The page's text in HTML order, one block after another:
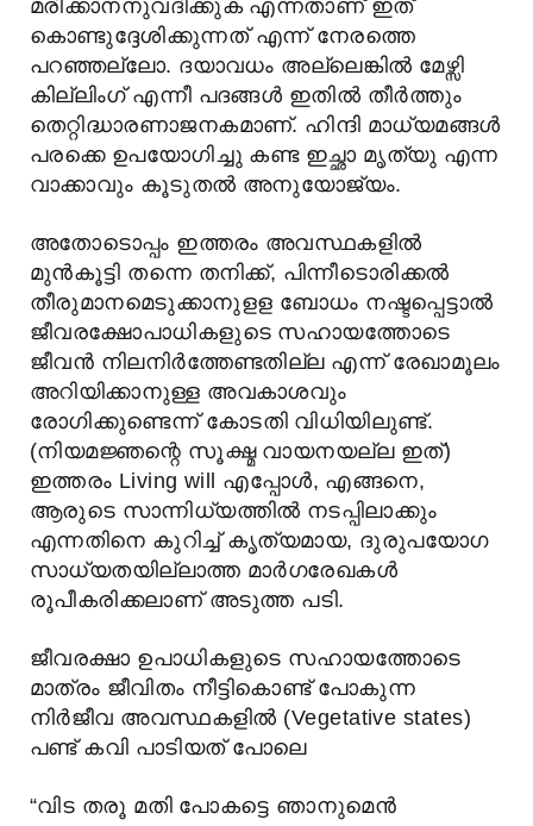
മരിക്കാനനുവദിക്കുക എന്നതാണ് ഇത്
കൊണ്ടുദ്ദേശിക്കുന്നത് എന്ന് നേരത്തെ
പറഞ്ഞല്ലോ. ദയാവധം അല്ലെങ്കിൽ മേഴ്സി
കില്ലിംഗ് എന്നീ പദങ്ങൾ ഇതിൽ തീർത്തും
തെറ്റിദ്ധാരണാജനകമാണ്. ഹിന്ദി മാധ്യമങ്ങൾ
പരക്കെ ഉപയോഗിച്ചു കണ്ട ഇച്ഛാ മൃത്യു എന്ന
വാക്കാവും കൂടുതൽ അനുയോജ്യം.
അതോടൊപ്പം ഇത്തരം അവസ്ഥകളിൽ
മുൻകൂട്ടി തന്നെ തനിക്ക്, പിന്നീടൊരിക്കൽ
തീരുമാനമെടുക്കാനുളള ബോധം നഷ്ടപ്പെട്ടാൽ
ജീവരക്ഷോപാധികളുടെ സഹായത്തോടെ
ജീവൻ നിലനിർത്തേണ്ടതില്ല എന്ന് രേഖാമൂലം
അറിയിക്കാനുള്ള അവകാശവും
രോഗിക്കുണ്ടെന്ന് കോടതി വിധിയിലുണ്ട്.
(നിയമജ്ഞന്റെ സൂക്ഷ്മ വായനയല്ല ഇത്)
ഇത്തരം Living will എപ്പോൾ, എങ്ങനെ,
ആരുടെ സാന്നിധ്യത്തിൽ നടപ്പിലാക്കും
എന്നതിനെ കുറിച്ച് കൃത്യമായ, ദുരുപയോഗ
സാധ്യതയില്ലാത്ത മാർഗരേഖകൾ
രൂപീകരിക്കലാണ് അടുത്ത പടി.
ജീവരക്ഷാ ഉപാധികളുടെ സഹായത്തോടെ
മാത്രം ജീവിതം നീട്ടികൊണ്ട് പോകുന്ന
നിർജീവ അവസ്ഥകളിൽ (Vegetative states)
പണ്ട് കവി പാടിയത് പോലെ
“വിട തരൂ മതി പോകട്ടെ ഞാനുമെന്‍